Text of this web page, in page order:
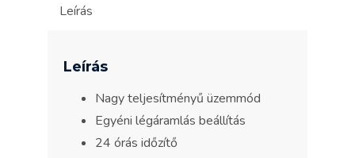
Leírás
Leírás
Nagy teljesítményű üzemmód
Egyéni légáramlás beállítás
24 órás időzítő